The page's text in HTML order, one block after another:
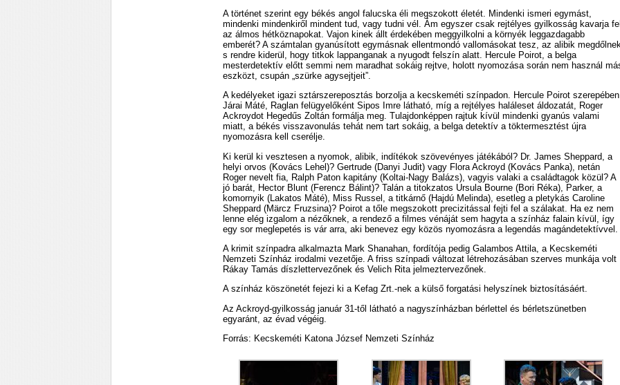
A történet szerint egy békés angol falucska éli megszokott életét. Mindenki ismeri egymást,
mindenki mindenkiről mindent tud, vagy tudni vél. Ám egyszer csak rejtélyes gyilkosság kavarja
az álmos hétköznapokat. Vajon kinek állt érdekében meggyilkolni a környék leggazdagabb
emberét? A számtalan gyanúsított egymásnak ellentmondó vallomásokat tesz, az alibik
s rendre kiderül, hogy titkok lappanganak a nyugodt felszín alatt. Hercule Poirot, a belga
mesterdetektív előtt semmi nem maradhat sokáig rejtve, holott nyomozása során nem használ
eszközt, csupán „szürke agysejtjeit”.
A kedélyeket igazi sztárszereposztás borzolja a kecskeméti színpadon. Hercule Poirot szerepében
Járai Máté, Raglan felügyelőként Sipos Imre látható, míg a rejtélyes haláleset áldozatát, Roger
Ackroydot Hegedűs Zoltán formálja meg. Tulajdonképpen rajtuk kívül mindenki gyanús valami
miatt, a békés visszavonulás tehát nem tart sokáig, a belga detektív a töktermesztést újra
nyomozásra kell cserélje.
Ki kerül ki vesztesen a nyomok, alibik, indítékok szövevényes játékából? Dr. James Sheppard, a
helyi orvos (Kovács Lehel)? Gertrude (Danyi Judit) vagy Flora Ackroyd (Kovács Panka), netán
Roger nevelt fia, Ralph Paton kapitány (Koltai-Nagy Balázs), vagyis valaki a családtagok közül? A
jó barát, Hector Blunt (Ferencz Bálint)? Talán a titokzatos Ursula Bourne (Bori Réka), Parker, a
komornyik (Lakatos Máté), Miss Russel, a titkárnő (Hajdú Melinda), esetleg a pletykás Caroline
Sheppard (Märcz Fruzsina)? Poirot a tőle megszokott precizitással fejti fel a szálakat. Ha ez nem
lenne elég izgalom a nézőknek, a rendező a filmes vénáját sem hagyta a színház falain kívül, így
egy sor meglepetés is vár arra, aki benevez egy közös nyomozásra a legendás magándetektívvel.
A krimit színpadra alkalmazta Mark Shanahan, fordítója pedig Galambos Attila, a Kecskeméti
Nemzeti Színház irodalmi vezetője. A friss színpadi változat létrehozásában szerves munkája volt
Rákay Tamás díszlettervezőnek és Velich Rita jelmeztervezőnek.
A színház köszönetét fejezi ki a Kefag Zrt.-nek a külső forgatási helyszínek biztosításáért.
Az Ackroyd-gyilkosság január 31-től látható a nagyszínházban bérlettel és bérletszünetben
egyaránt, az évad végéig.
Forrás: Kecskeméti Katona József Nemzeti Színház